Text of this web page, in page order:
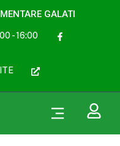
GALATI
- 16:00